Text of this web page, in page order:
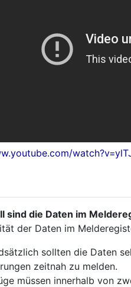
sind die Daten im
der Daten im
sollten die Daten
zeitnah zu melden.
müssen innerhalb von